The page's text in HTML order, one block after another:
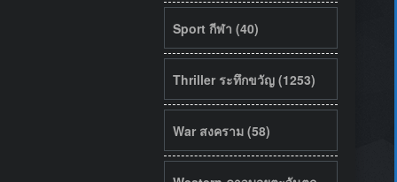
Sport กีฬา (40)
Thriller ระทึกขวัญ (1253)
War สงคราม (58)